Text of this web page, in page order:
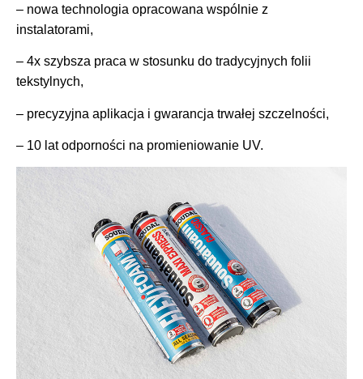
– nowa technologia opracowana wspólnie z
instalatorami,
– 4x szybsza praca w stosunku do tradycyjnych folii
tekstylnych,
– precyzyjna aplikacja i gwarancja trwałej szczelności,
– 10 lat odporności na promieniowanie UV.